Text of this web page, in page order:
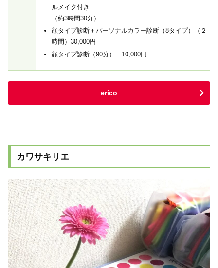
ルメイク付き
（約3時間30分）
顔タイプ診断＋パーソナルカラー診断（8タイプ）（２
時間）30,000円
顔タイプ診断（90分） 10,000円
erico
カワサキリエ